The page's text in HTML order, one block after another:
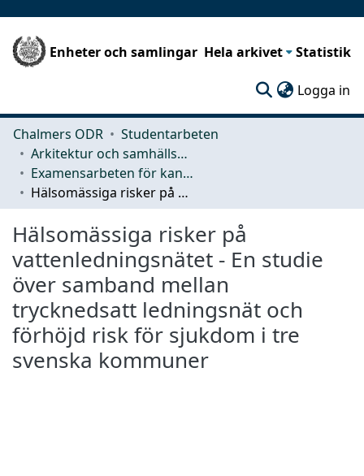
Enheter och samlingar Hela arkivet Statistik
Logga in
Chalmers ODR
Studentarbeten
Arkitektur och samhällsbyggnadsteknik (ACE)
Examensarbeten för kandidatexamen
Hälsomässiga risker på vattenledningsnätet - En studie över samband mellan trycknedsatt ledningsnät och förhöjd risk för sjukdom i tre svenska kommuner
Hälsomässiga risker på
vattenledningsnätet - En studie
över samband mellan
trycknedsatt ledningsnät och
förhöjd risk för sjukdom i tre
svenska kommuner